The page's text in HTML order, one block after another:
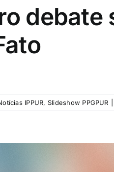
debate
IPPUR, Slideshow PPGPUR